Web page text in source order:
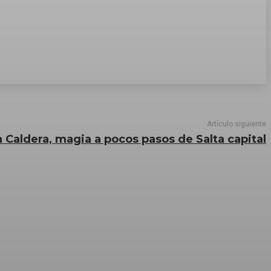
Artículo siguiente
Caldera, magia a pocos pasos de Salta capital